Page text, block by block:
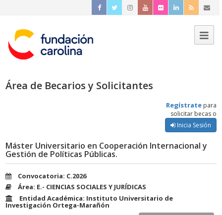
Área de Becarios y Solicitantes
Regístrate para
solicitar becas o
Inicia Sesión
Máster Universitario en Cooperación Internacional y
Gestión de Políticas Públicas.
Convocatoria: C.2026
Área: E.- CIENCIAS SOCIALES Y JURÍDICAS
Entidad Académica: Instituto Universitario de
Investigación Ortega-Marañón